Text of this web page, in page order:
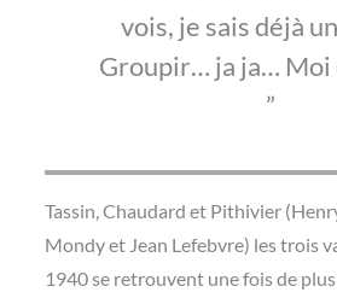
vois, je sais déjà
Groupir… ja ja… Moi
Tassin, Chaudard et Pithivier
Mondy et Jean Lefebvre) les trois
1940 se retrouvent une fois de